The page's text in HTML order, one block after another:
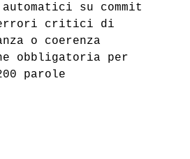
su commit
errori critici di
o coerenza
obbligatoria per
parole